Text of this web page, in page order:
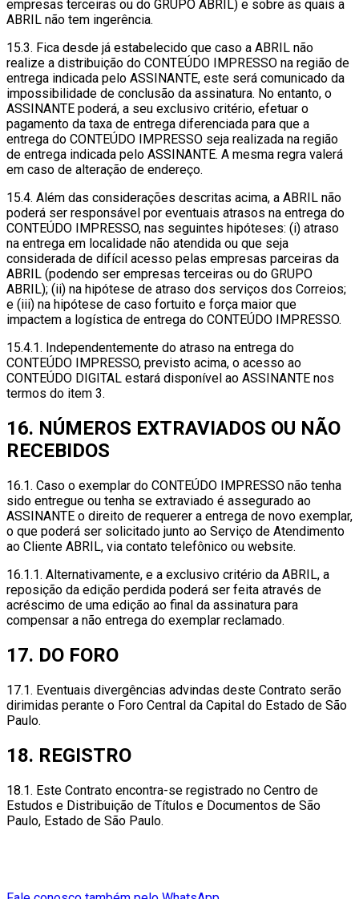
empresas terceiras ou do GRUPO ABRIL) e sobre as quais a
ABRIL não tem ingerência.
15.3. Fica desde já estabelecido que caso a ABRIL não
realize a distribuição do CONTEÚDO IMPRESSO na região de
entrega indicada pelo ASSINANTE, este será comunicado da
impossibilidade de conclusão da assinatura. No entanto, o
ASSINANTE poderá, a seu exclusivo critério, efetuar o
pagamento da taxa de entrega diferenciada para que a
entrega do CONTEÚDO IMPRESSO seja realizada na região
de entrega indicada pelo ASSINANTE. A mesma regra valerá
em caso de alteração de endereço.
15.4. Além das considerações descritas acima, a ABRIL não
poderá ser responsável por eventuais atrasos na entrega do
CONTEÚDO IMPRESSO, nas seguintes hipóteses: (i) atraso
na entrega em localidade não atendida ou que seja
considerada de difícil acesso pelas empresas parceiras da
ABRIL (podendo ser empresas terceiras ou do GRUPO
ABRIL); (ii) na hipótese de atraso dos serviços dos Correios;
e (iii) na hipótese de caso fortuito e força maior que
impactem a logística de entrega do CONTEÚDO IMPRESSO.
15.4.1. Independentemente do atraso na entrega do
CONTEÚDO IMPRESSO, previsto acima, o acesso ao
CONTEÚDO DIGITAL estará disponível ao ASSINANTE nos
termos do item 3.
16. NÚMEROS EXTRAVIADOS OU NÃO
RECEBIDOS
16.1. Caso o exemplar do CONTEÚDO IMPRESSO não tenha
sido entregue ou tenha se extraviado é assegurado ao
ASSINANTE o direito de requerer a entrega de novo exemplar,
o que poderá ser solicitado junto ao Serviço de Atendimento
ao Cliente ABRIL, via contato telefônico ou website.
16.1.1. Alternativamente, e a exclusivo critério da ABRIL, a
reposição da edição perdida poderá ser feita através de
acréscimo de uma edição ao final da assinatura para
compensar a não entrega do exemplar reclamado.
17. DO FORO
17.1. Eventuais divergências advindas deste Contrato serão
dirimidas perante o Foro Central da Capital do Estado de São
Paulo.
18. REGISTRO
18.1. Este Contrato encontra-se registrado no Centro de
Estudos e Distribuição de Títulos e Documentos de São
Paulo, Estado de São Paulo.